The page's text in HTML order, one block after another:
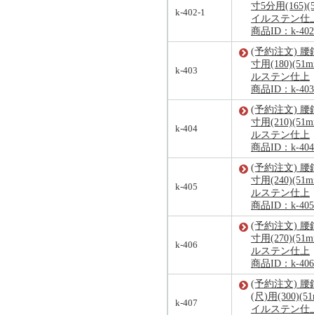
k-402-1
寸5分用
イルステン仕
商品ID：k-
k-403
(予約注文) 腰
寸用
ルステン仕上
商品ID：k-403
k-404
(予約注文) 腰
寸用
ルステン仕上
商品ID：k-404
k-405
(予約注文) 腰
寸用
ルステン仕上
商品ID：k-405
k-406
(予約注文) 腰
寸用
ルステン仕上
商品ID：k-406
k-407
(予約注文) 腰
(尺)用
イルステン仕